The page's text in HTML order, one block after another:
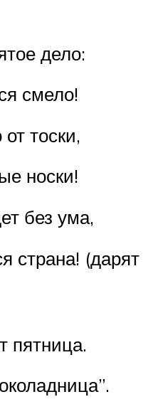
дело:
смело!
тоски,
носки!
без ума,
страна! (дарят
пятница.